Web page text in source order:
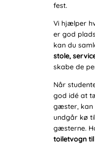
fest.
Vi hjælper
er god
kan du
stole,
skabe de
Når
god idé at
gæster, kan
undgår kø
gæsterne.
toiletvogn